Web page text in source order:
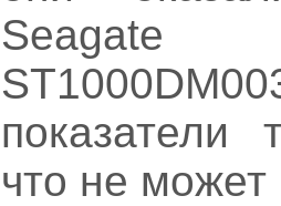
показатели
что не может